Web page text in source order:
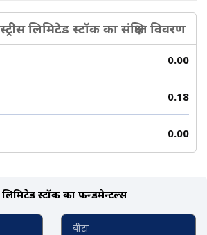
लिमिटेड स्टॉक का संक्षिप्त विवरण
0.00
0.18
0.00
लिमिटेड स्टॉक का फन्डमेन्टल्स
बीटा